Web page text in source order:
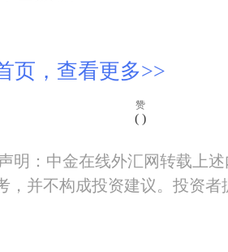
页，查看更多>>
赞
( )
明：中金在线外汇网转载上
，并不构成投资建议。投资